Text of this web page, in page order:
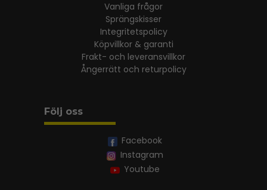
Vanliga frågor
Sprängskisser
Integritetspolicy
Köpvillkor & garanti
Frakt- och leveransvillkor
Ångerrätt och returpolicy
Följ oss
Facebook
Instagram
Youtube